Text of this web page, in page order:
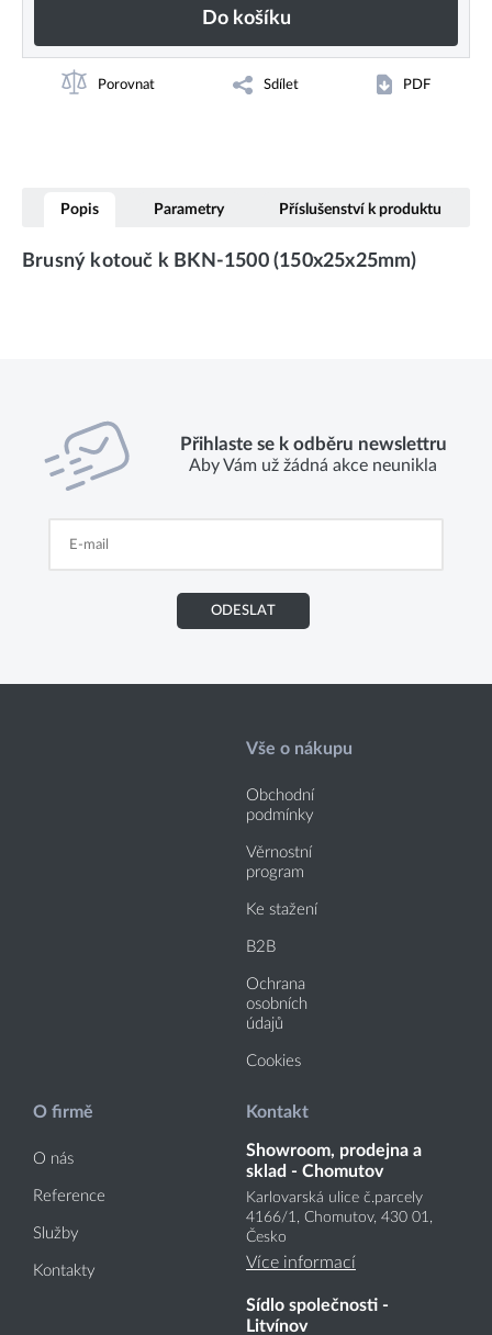
Do košíku
Porovnat Sdílet PDF
Popis Parametry Příslušenství k produktu
Brusný kotouč k BKN-1500 (150x25x25mm)
Přihlaste se k odběru newslettru
Aby Vám už žádná akce neunikla
ODESLAT
Vše o nákupu
Obchodní
podmínky
Věrnostní
program
Ke stažení
B2B
Ochrana
osobních
údajů
Cookies
O firmě
O nás
Reference
Služby
Kontakty
Kontakt
Showroom, prodejna a
sklad - Chomutov
Karlovarská ulice č.parcely
4166/1, Chomutov, 430 01,
Česko
Více informací
Sídlo společnosti -
Litvínov